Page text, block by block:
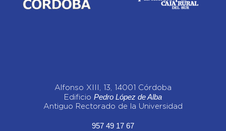
Alfonso XIII, 13, 14001 Córdoba
Edificio Pedro López de Alba
Antiguo Rectorado de la Universidad
957 49 17 67